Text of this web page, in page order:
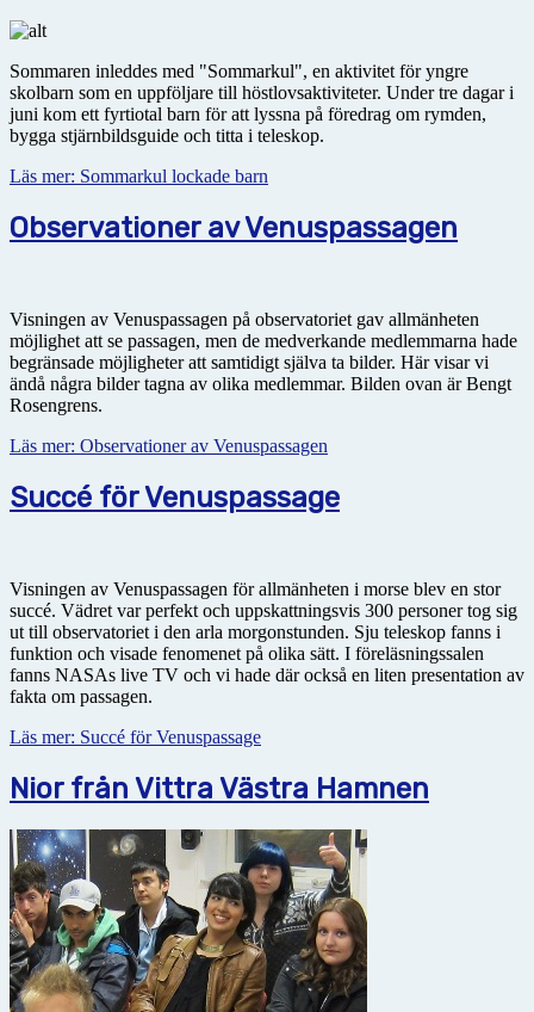
Sommaren inleddes med "Sommarkul", en aktivitet för yngre
skolbarn som en uppföljare till höstlovsaktiviteter. Under tre dagar i
juni kom ett fyrtiotal barn för att lyssna på föredrag om rymden,
bygga stjärnbildsguide och titta i teleskop.
Läs mer: Sommarkul lockade barn
Observationer av Venuspassagen
Visningen av Venuspassagen på observatoriet gav allmänheten
möjlighet att se passagen, men de medverkande medlemmarna hade
begränsade möjligheter att samtidigt själva ta bilder. Här visar vi
ändå några bilder tagna av olika medlemmar. Bilden ovan är Bengt
Rosengrens.
Läs mer: Observationer av Venuspassagen
Succé för Venuspassage
Visningen av Venuspassagen för allmänheten i morse blev en stor
succé. Vädret var perfekt och uppskattningsvis 300 personer tog sig
ut till observatoriet i den arla morgonstunden. Sju teleskop fanns i
funktion och visade fenomenet på olika sätt. I föreläsningssalen
fanns NASAs live TV och vi hade där också en liten presentation av
fakta om passagen.
Läs mer: Succé för Venuspassage
Nior från Vittra Västra Hamnen